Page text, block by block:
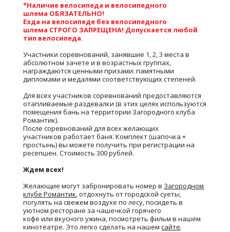
*Наличие велосипеда и велосипедного
шлема ОБЯЗАТЕЛЬНО!
Езда на велосипеде без велосипедного
шлема СТРОГО ЗАПРЕЩЕНА! Допускается любой
тип велосипеда.
Участники соревнований, занявшие 1, 2, 3 места в
абсолютном зачете и в возрастных группах,
награждаются ценными призами: памятными
дипломами и медалями соответствующих степеней.
Для всех участников соревнований предоставляются
отапливаемые раздевалки (в этих целях используются
помещения бань на территории Загородного клуба
Романтик).
После соревнований для всех желающих
участников работает баня. Комплект (шапочка +
простынь) вы можете получить при регистрации на
ресепшен. Стоимость 300 рублей.
Ждем всех!
Желающие могут забронировать номер в Загородном
клубе Романтик, отдохнуть от городской суеты,
погулять на свежем воздухе по лесу, посидеть в
уютном ресторане за чашечкой горячего
кофе или вкусного ужина, посмотреть фильм в нашем
кинотеатре. Это легко сделать на нашемсайте.